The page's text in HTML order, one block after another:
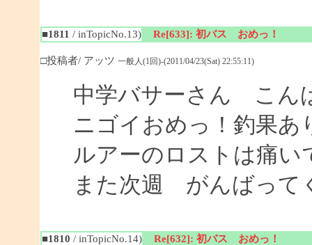
■1811 / inTopicNo.13) Re[633]: 初バス おめっ！
□投稿者/ アッツ 一般人(1回)-(2011/04/23(Sat) 22:55:11)
中学バサーさん こん
ニゴイおめっ！釣果あ
ルアーのロストは痛い
また次週 がんばって
■1810 / inTopicNo.14) Re[632]: 初バス おめっ！